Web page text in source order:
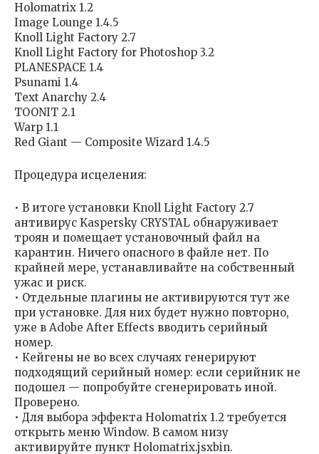
Holomatrix 1.2
Image Lounge 1.4.5
Knoll Light Factory 2.7
Knoll Light Factory for Photoshop 3.2
PLANESPACE 1.4
Psunami 1.4
Text Anarchy 2.4
TOONIT 2.1
Warp 1.1
Red Giant — Composite Wizard 1.4.5
Процедура исцеления:
• В итоге установки Knoll Light Factory 2.7
антивирус Kaspersky CRYSTAL обнаруживает
троян и помещает установочный файл на
карантин. Ничего опасного в файле нет. По
крайней мере, устанавливайте на собственный
ужас и риск.
• Отдельные плагины не активируются тут же
при установке. Для них будет нужно повторно,
уже в Adobe After Effects вводить серийный
номер.
• Кейгены не во всех случаях генерируют
подходящий серийный номер: если серийник не
подошел — попробуйте сгенерировать иной.
Проверено.
• Для выбора эффекта Holomatrix 1.2 требуется
открыть меню Window. В самом низу
активируйте пункт Holomatrix.jsxbin.